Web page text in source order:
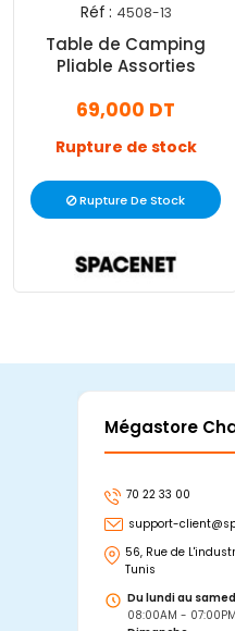
Réf : 4508-13
Table de Camping
Pliable Assorties
69,000 DT
Rupture de stock
Rupture De Stock
Mégastore
70 22 33 00
support-
56, Rue de
Tunis
Du lundi au
08:00AM - 07:00PM